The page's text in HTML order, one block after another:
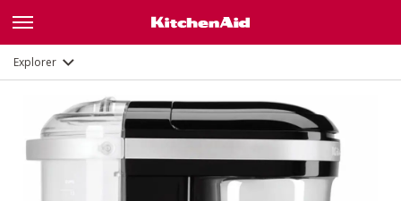
Explorer